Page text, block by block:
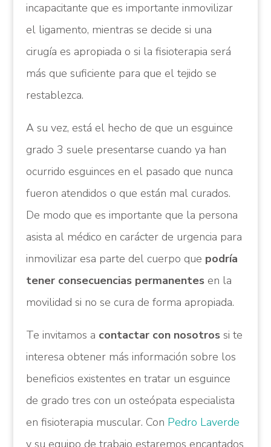
incapacitante que es importante inmovilizar
el ligamento, mientras se decide si una
cirugía es apropiada o si la fisioterapia será
más que suficiente para que el tejido se
restablezca.
A su vez, está el hecho de que un esguince
grado 3 suele presentarse cuando ya han
ocurrido esguinces en el pasado que nunca
fueron atendidos o que están mal curados.
De modo que es importante que la persona
asista al médico en carácter de urgencia para
inmovilizar esa parte del cuerpo que podría
tener consecuencias permanentes en la
movilidad si no se cura de forma apropiada.
Te invitamos a contactar con nosotros si te
interesa obtener más información sobre los
beneficios existentes en tratar un esguince
de grado tres con un osteópata especialista
en fisioterapia muscular. Con Pedro Laverde